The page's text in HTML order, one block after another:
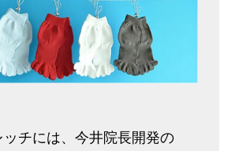
ッチには、今井院長開発の